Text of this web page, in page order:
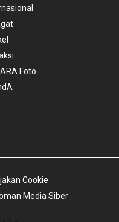
Foto
Cookie
Media Siber